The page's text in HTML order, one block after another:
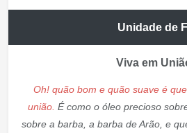
Unidade de
Viva em
Oh! quão bom e quão suave é
união. É como o óleo precioso
sobre a barba, a barba de Arão, e